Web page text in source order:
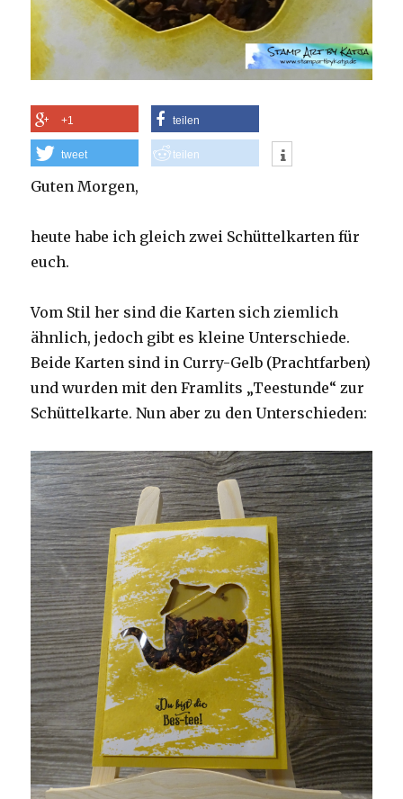
+1 teilen
tweet teilen
Guten Morgen,
heute habe ich gleich zwei Schüttelkarten für
euch.
Vom Stil her sind die Karten sich ziemlich
ähnlich, jedoch gibt es kleine Unterschiede.
Beide Karten sind in Curry-Gelb (Prachtfarben)
und wurden mit den Framlits „Teestunde“ zur
Schüttelkarte. Nun aber zu den Unterschieden: